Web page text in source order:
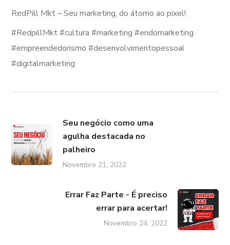
RedPill Mkt – Seu marketing, do átomo ao pixel!
#RedpillMkt #cultura #marketing #endomarketing
#empreendedorismo #desenvolvimentopessoal
#digitalmarketing
Seu negócio como uma
agulha destacada no
palheiro
Novembro 21, 2022
Errar Faz Parte - É preciso
errar para acertar!
Novembro 24, 2022